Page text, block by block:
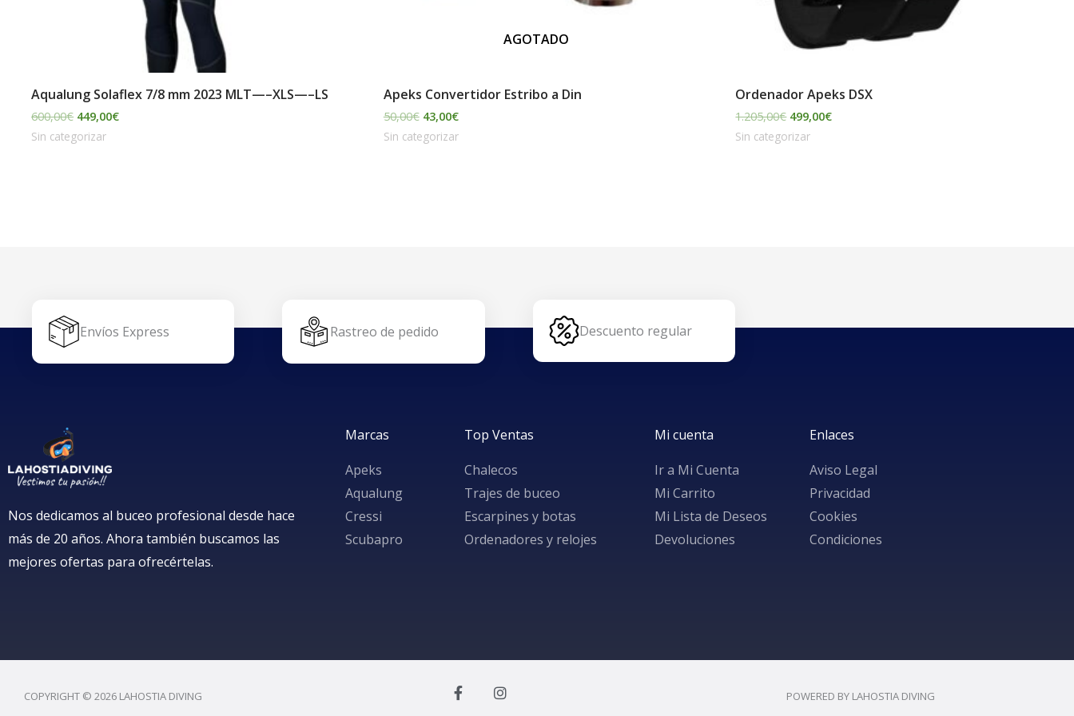
Aqualung Solaflex 7/8 mm 2023 MLT—–XLS—–LS
600,00€ 449,00€
Sin categorizar
AGOTADO
Apeks Convertidor Estribo a Din
50,00€ 43,00€
Sin categorizar
Ordenador Apeks DSX
1.205,00€ 499,00€
Sin categorizar
Envíos Express Rastreo de pedido Descuento regular
Nos dedicamos al buceo profesional desde hace
más de 20 años. Ahora también buscamos las
mejores ofertas para ofrecértelas.
Marcas
Apeks
Aqualung
Cressi
Scubapro
Top Ventas
Chalecos
Trajes de buceo
Escarpines y botas
Ordenadores y relojes
Mi cuenta
Ir a Mi Cuenta
Mi Carrito
Mi Lista de Deseos
Devoluciones
Enlaces
Aviso Legal
Privacidad
Cookies
Condiciones
COPYRIGHT © 2026 LAHOSTIA DIVING F
a
I
n POWERED BY LAHOSTIA DIVING